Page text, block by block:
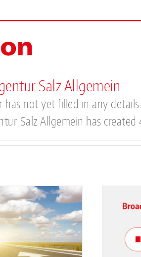
Salz Allgemein
has not yet filled in any details.
Salz Allgemein has created
Broadcom
VMware